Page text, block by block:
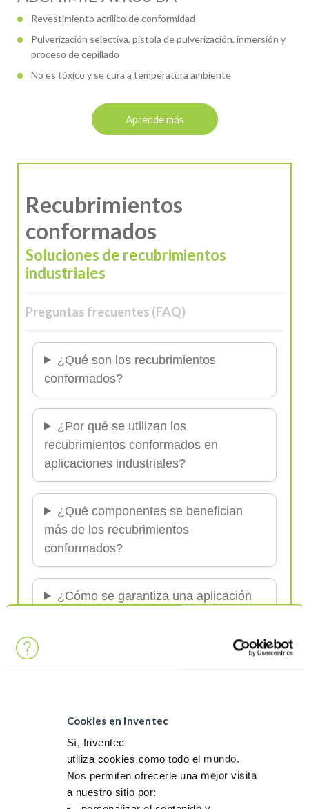
Cookies en Inventec
Sí, Inventec
utiliza cookies como todo el mundo.
Nos permiten ofrecerle una mejor visita
a nuestro sitio por:
Revestimiento acrílico de conformidad
Pulverización selectiva, pistola de pulverización, inmersión y
proceso de cepillado
No es tóxico y se cura a temperatura ambiente
Aprende más
Recubrimientos
conformados
Soluciones de recubrimientos
industriales
Preguntas frecuentes (FAQ)
¿Qué son los recubrimientos
conformados?
¿Por qué se utilizan los
recubrimientos conformados en
aplicaciones industriales?
¿Qué componentes se benefician
más de los recubrimientos
conformados?
¿Cómo se garantiza una aplicación
¿Los recubrimientos conformados
afectan la conductividad o el
rendimiento de los componentes?